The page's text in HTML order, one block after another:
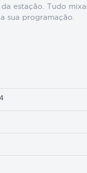
estação. Tudo
sua programação.